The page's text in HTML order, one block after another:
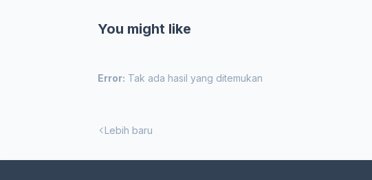
You might like
Error: Tak ada hasil yang ditemukan
Lebih baru